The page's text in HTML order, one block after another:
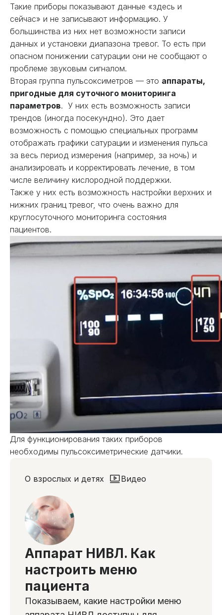
Такие приборы показывают данные «здесь и
сейчас» и не записывают информацию. У
большинства из них нет возможности записи
данных и установки диапазона тревог. То есть при
опасном понижении сатурации они не сообщают о
проблеме звуковым сигналом.
Вторая группа пульсоксиметров — это аппараты,
пригодные для суточного мониторинга
параметров. У них есть возможность записи
трендов (иногда посекундно). Это дает
возможность с помощью специальных программ
отображать графики сатурации и изменения пульса
за весь период измерения (например, за ночь) и
анализировать и корректировать лечение, в том
числе величину кислородной поддержки.
Также у них есть возможность настройки верхних и
нижних границ тревог, что очень важно для
круглосуточного мониторинга состояния
пациентов.
Для функционирования таких приборов
необходимы пульсоксиметрические датчики.
Аппарат НИВЛ. Как
настроить меню
пациента
Показываем, какие настройки меню
О взрослых и детях Видео